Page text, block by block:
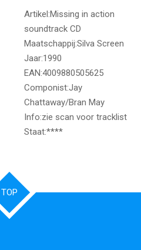
Artikel:Missing in action
soundtrack CD
Maatschappij:Silva Screen
Jaar:1990
EAN:4009880505625
Componist:Jay
Chattaway/Bran May
Info:zie scan voor tracklist
Staat:****
TOP